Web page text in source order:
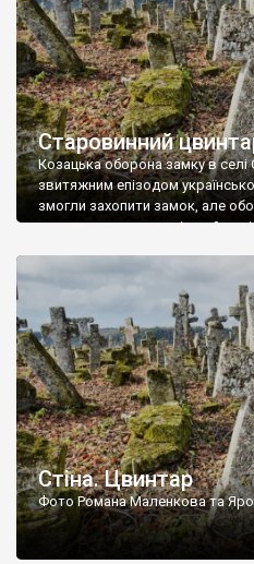
Старовинний
Козацька оборона замку в селі
звитяжним епізодом
змогли захопити замок, але
поховали на цвинтарі, який
ньому чимало хрестів 19
Стіна. Цвинтар
Фото Романа Маленкова та